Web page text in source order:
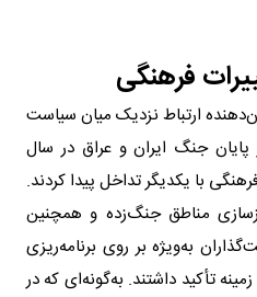
فرهنگی
ارتباط نزدیک میان سیاست
جنگ ایران و عراق در سال
با یکدیگر تداخل پیدا کردند.
مناطق جنگ‌زده و همچنین
به‌ویژه بر روی برنامه‌ریزی
تأکید داشتند. به‌گونه‌ای که در